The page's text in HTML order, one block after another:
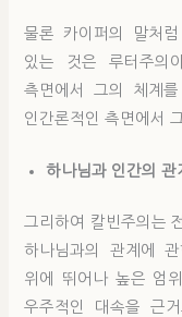
물론 카이퍼의 말처
있는 것은 루터주의
측면에서 그의 체계
인간론적인 측면에서
하나님과 인간의 관
그리하여 칼빈주의는
하나님과의 관계에
위에 뛰어나 높은 엄
우주적인 대속을 근